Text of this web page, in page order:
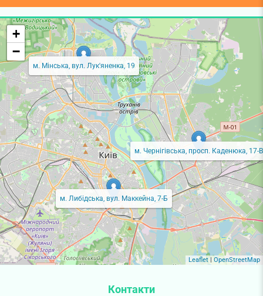
м. Мінська, вул. Лук'яненка, 19
м. Либідська, вул. Маккейна, 7-Б
м. Чернігівська, просп. Каденюка, 17-В
+
−
Leaflet| OpenStreetMap
Контакти